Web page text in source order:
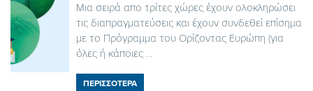
Μια σειρά απο τρίτες χώρες έχουν ολοκληρώσει
τις διαπραγματεύσεις και έχουν συνδεθεί επίσημα
με το Πρόγραμμα του Ορίζοντας Ευρώπη (για
όλες ή κάποιες ...
ΠΕΡΙΣΣΟΤΕΡΑ